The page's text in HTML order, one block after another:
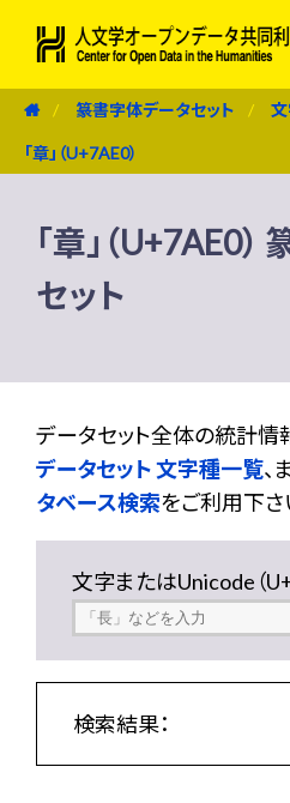
篆書字体データセット
「章」（U+7AE0）
「章」（U+7AE0
セット
データセット全体の統計情
データセット 文字種一覧、
タベース検索をご利用下さ
文字またはUnicode（
検索結果：